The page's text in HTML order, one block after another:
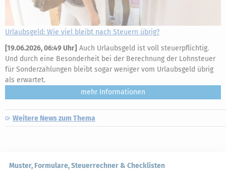
Urlaubsgeld: Wie viel bleibt nach Steuern übrig?
[19.06.2026, 06:49 Uhr] Auch Urlaubsgeld ist voll steuerpflichtig.
Und durch eine Besonderheit bei der Berechnung der Lohnsteuer
für Sonderzahlungen bleibt sogar weniger vom Urlaubsgeld übrig
als erwartet.
mehr
Weitere News zum Thema
Muster, Formulare, Steuerrechner & Checklisten